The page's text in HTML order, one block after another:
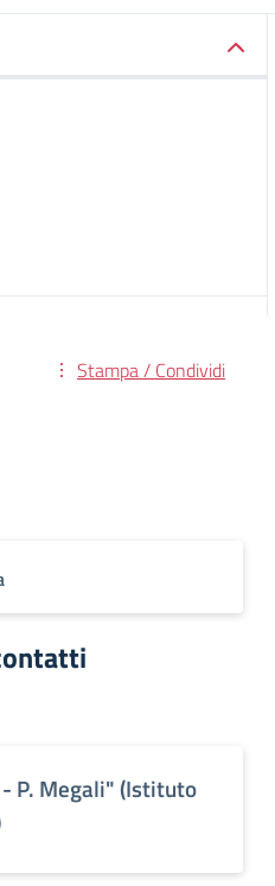
Stampa / Condividi
- P. Megali" (Istituto